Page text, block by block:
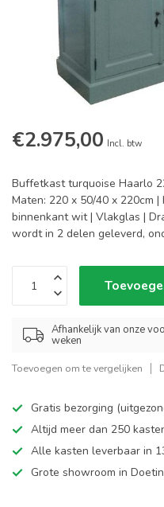
€2.975,00 Incl. btw
Buffetkast turquoise Haarlo
Maten: 220 x 50/40 x 220cm
binnenkant wit | Vlakglas |
wordt in 2 delen geleverd,
Afhankelijk van onze
weken
Toevoegen om te vergelijken
Gratis bezorging
Altijd meer dan 250
Alle kasten leverbaar in
Grote showroom in